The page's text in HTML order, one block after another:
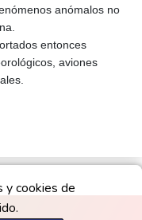
y cookies de
anómalos no
entonces
aviones